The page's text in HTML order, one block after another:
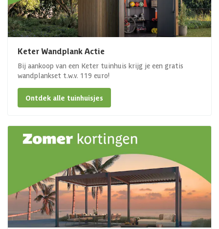
Keter Wandplank Actie
Bij aankoop van een Keter tuinhuis krijg je een gratis
wandplankset t.w.v. 119 euro!
Ontdek alle tuinhuisjes